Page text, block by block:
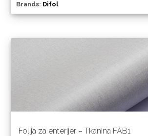
Brands: Difol
Folija za enterijer – Tkanina FAB1